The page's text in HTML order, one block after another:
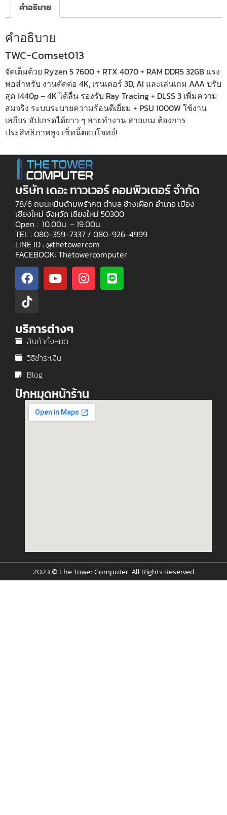
คำอธิบาย
คำอธิบาย
TWC-Comset013
จัดเต็มด้วย Ryzen 5 7600 + RTX 4070 + RAM DDR5 32GB แรง
พอสำหรับ งานตัดต่อ 4K, เรนเดอร์ 3D, AI และเล่นเกม AAA ปรับ
สุด 1440p – 4K ได้ลื่น รองรับ Ray Tracing + DLSS 3 เพิ่มความ
สมจริง ระบบระบายความร้อนดีเยี่ยม + PSU 1000W ใช้งาน
เสถียร อัปเกรดได้ยาว ๆ สายทำงาน สายเกม ต้องการ
ประสิทธิภาพสูง เซ็ทนี้ตอบโจทย์!
บริษัท เดอะ ทาวเวอร์ คอมพิวเตอร์ จำกัด
78/6 ถนนหมื่นด้ามพร้าคต ตำบล ช้างเผือก อำเภอ เมือง
เชียงใหม่ จังหวัด เชียงใหม่ 50300
Open : 10.00น. – 19.00น.
TEL : 080-359-7337 / 080-926-4999
LINE ID : @thetowercom
FACEBOOK: Thetowercomputer
บริการต่างๆ
สินค้าทั้งหมด
วิธีชำระเงิน
Blog
ปักหมุดหน้าร้าน
2023 © The Tower Computer. All Rights Reserved